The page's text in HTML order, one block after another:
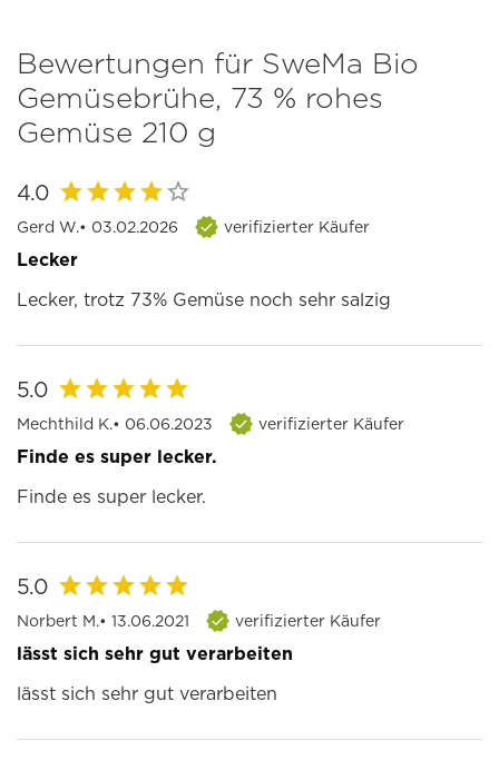
Bewertungen für SweMa Bio
Gemüsebrühe, 73 % rohes
Gemüse 210 g
4.0
Gerd W.• 03.02.2026 verifizierter Käufer
Lecker
Lecker, trotz 73% Gemüse noch sehr salzig
5.0
Mechthild K.• 06.06.2023 verifizierter Käufer
Finde es super lecker.
Finde es super lecker.
5.0
Norbert M.• 13.06.2021 verifizierter Käufer
lässt sich sehr gut verarbeiten
lässt sich sehr gut verarbeiten